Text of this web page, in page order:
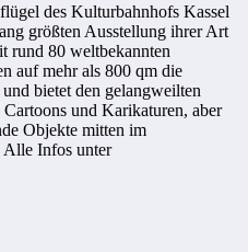
des Kulturbahnhofs Kassel
größten Ausstellung ihrer Art
rund 80 weltbekannten
auf mehr als 800 qm die
bietet den gelangweilten
und Karikaturen, aber
Objekte mitten im
Alle Infos unter